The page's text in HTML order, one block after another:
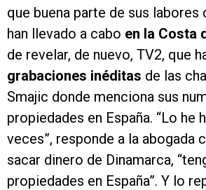
que buena parte de sus labores
han llevado a cabo en la Costa
de revelar, de nuevo, TV2, que
grabaciones inéditas de las
Smajic donde menciona sus
propiedades en España. “Lo he
veces”, responde a la abogada
sacar dinero de Dinamarca,
propiedades en España”. Y lo